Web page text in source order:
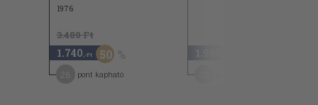
1976
3.480 Ft
1.740 ,-Ft 50
pont kapható